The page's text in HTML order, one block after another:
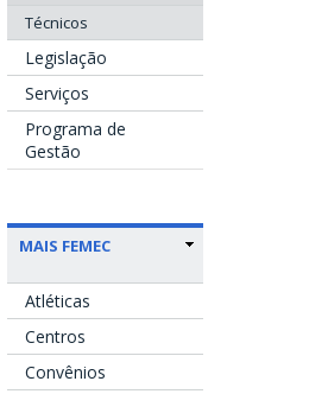
Técnicos
Legislação
Serviços
Programa de
Gestão
MAIS FEMEC
Atléticas
Centros
Convênios